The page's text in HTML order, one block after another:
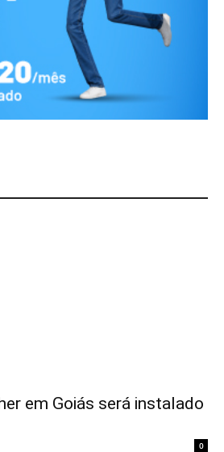
em Goiás será instalado
0